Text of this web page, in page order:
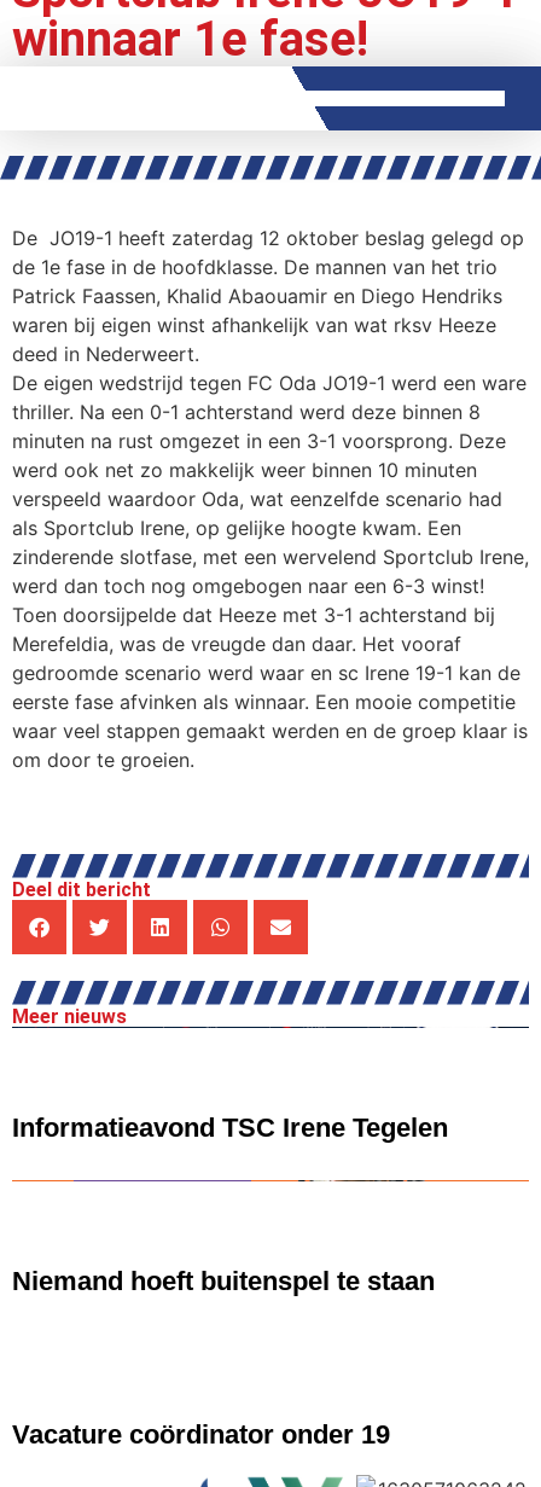
winnaar 1e fase!
De JO19-1 heeft zaterdag 12 oktober beslag gelegd op
de 1e fase in de hoofdklasse. De mannen van het trio
Patrick Faassen, Khalid Abaouamir en Diego Hendriks
waren bij eigen winst afhankelijk van wat rksv Heeze
deed in Nederweert.
De eigen wedstrijd tegen FC Oda JO19-1 werd een ware
thriller. Na een 0-1 achterstand werd deze binnen 8
minuten na rust omgezet in een 3-1 voorsprong. Deze
werd ook net zo makkelijk weer binnen 10 minuten
verspeeld waardoor Oda, wat eenzelfde scenario had
als Sportclub Irene, op gelijke hoogte kwam. Een
zinderende slotfase, met een wervelend Sportclub Irene,
werd dan toch nog omgebogen naar een 6-3 winst!
Toen doorsijpelde dat Heeze met 3-1 achterstand bij
Merefeldia, was de vreugde dan daar. Het vooraf
gedroomde scenario werd waar en sc Irene 19-1 kan de
eerste fase afvinken als winnaar. Een mooie competitie
waar veel stappen gemaakt werden en de groep klaar is
om door te groeien.
Deel dit bericht
Meer nieuws
Informatieavond TSC Irene Tegelen
Niemand hoeft buitenspel te staan
Vacature coördinator onder 19